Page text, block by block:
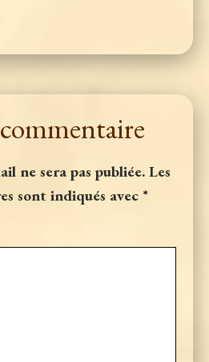
ne sera pas publiée. Les
sont indiqués avec *